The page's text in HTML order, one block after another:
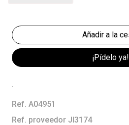
¡Pídelo ya!
.
Ref. A04951
Ref. proveedor JI3174